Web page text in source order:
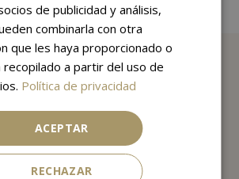
arquitectónicas, el hotel no cuenta
facilidades adecuadas para personas con
de publicidad y análisis,
combinarla con otra
que les haya proporcionado o
recopilado a partir del uso de
Política de privacidad
ACEPTAR
RECHAZAR